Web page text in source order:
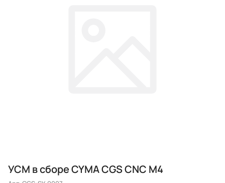
УСМ в сборе CYMA CGS CNC M4